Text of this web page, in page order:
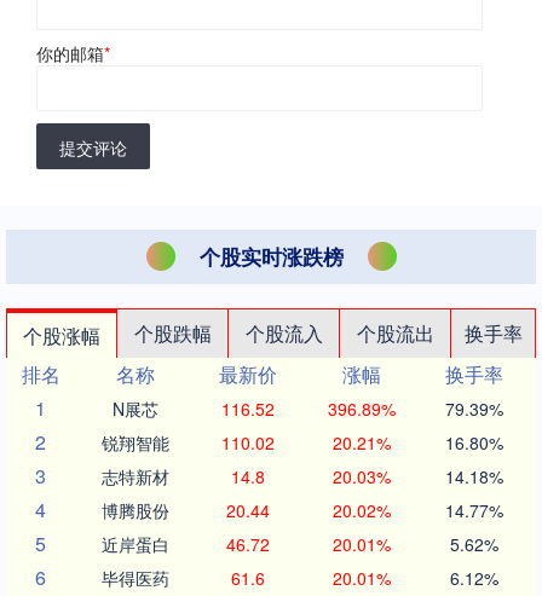
你的邮箱*
提交评论
个股实时涨跌榜
个股涨幅 个股跌幅 个股流入 个股流出
换手率
排名
名称 最新价 涨幅
换手率
1
N展芯 116.52 396.89% 79.39%
2 锐翔智能 110.02 20.21% 16.80%
3 志特新材 14.8 20.03% 14.18%
4 博腾股份 20.44 20.02% 14.77%
5 近岸蛋白 46.72 20.01% 5.62%
6 毕得医药 61.6 20.01% 6.12%